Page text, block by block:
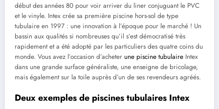
début des années 80 pour voir arriver du liner conjuguant le PVC
et le vinyle. Intex crée sa première piscine hors-sol de type
tubulaire en 1997 : une innovation à l’époque pour le marché ! Un
bassin aux qualités si nombreuses qu’il s’est démocratisé très
rapidement et a été adopté par les particuliers des quatre coins du
monde. Vous avez l’occasion d’acheter une piscine tubulaire Intex
dans une grande surface généraliste, une enseigne de bricolage,
mais également sur la toile auprès d’un de ses revendeurs agréés.
Deux exemples de piscines tubulaires Intex